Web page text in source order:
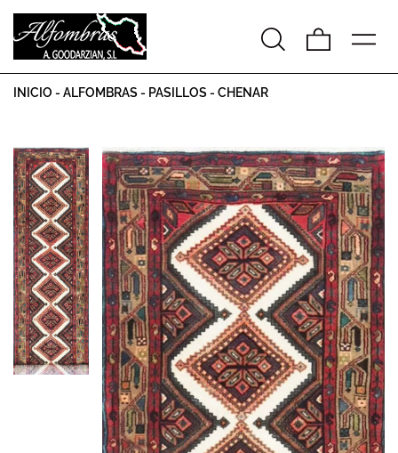
INICIO - ALFOMBRAS - PASILLOS - CHENAR